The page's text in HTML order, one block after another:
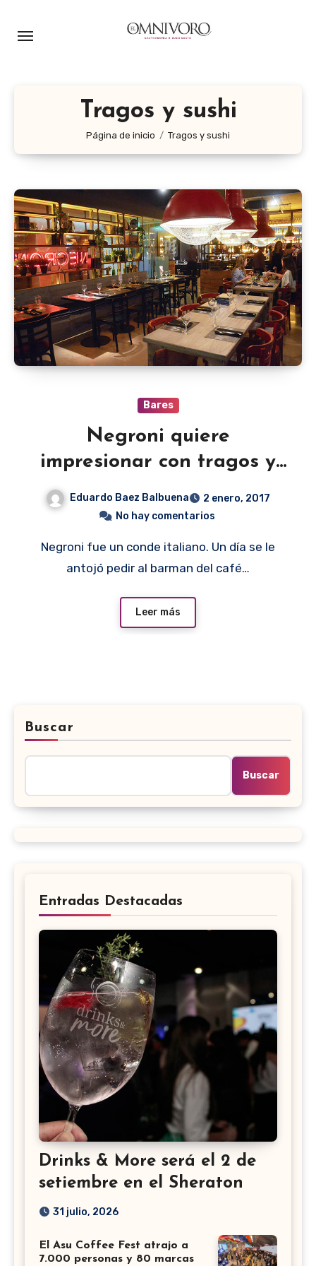
Tragos y sushi
Página de inicio Tragos y sushi
Bares
Negroni quiere
impresionar con tragos y
Eduardo Baez Balbuena
2 enero, 2017
No hay comentarios
Negroni fue un conde italiano. Un día se le
antojó pedir al barman del café…
Leer más
Buscar
Buscar
Entradas Destacadas
Drinks & More será el 2 de
setiembre en el Sheraton
31 julio, 2026
El Asu Coffee Fest atrajo a
7.000 personas y 80 marcas